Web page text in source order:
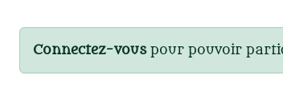
Connectez-vouspour pouvoir